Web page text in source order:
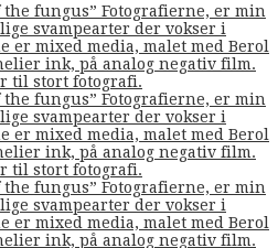
fungus” Fotografierne, er min
svampearter der vokser i
er mixed media, malet med Berol
ink, på analog negativ film.
til stort fotografi.
fungus” Fotografierne, er min
svampearter der vokser i
er mixed media, malet med Berol
ink, på analog negativ film.
til stort fotografi.
fungus” Fotografierne, er min
svampearter der vokser i
er mixed media, malet med Berol
ink, på analog negativ film.